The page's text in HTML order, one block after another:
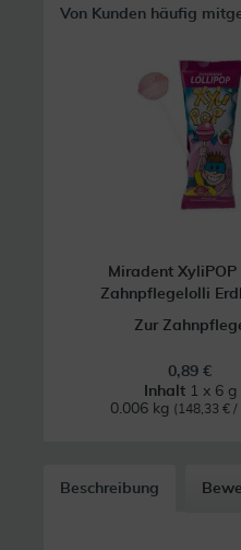
Von Kunden häufig
Miradent XyliPOP
Zahnpflegelolli
Zur
0,89 €
Inhalt 1 x 6 g
0.006 kg (148,33 € /
Beschreibung